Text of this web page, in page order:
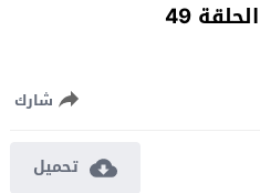
49
شارك
تحميل